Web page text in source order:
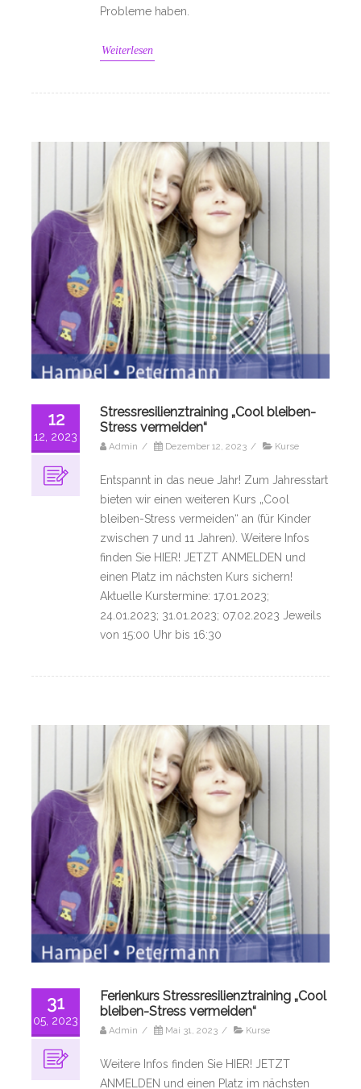
Probleme haben.
Weiterlesen
12
12, 2023
Stressresilienztraining „Cool bleiben-
Stress vermeiden“
Admin / Dezember 12, 2023 / Kurse
Entspannt in das neue Jahr! Zum Jahresstart
bieten wir einen weiteren Kurs „Cool
bleiben-Stress vermeiden“ an (für Kinder
zwischen 7 und 11 Jahren). Weitere Infos
finden Sie HIER! JETZT ANMELDEN und
einen Platz im nächsten Kurs sichern!
Aktuelle Kurstermine: 17.01.2023;
24.01.2023; 31.01.2023; 07.02.2023 Jeweils
von 15:00 Uhr bis 16:30
31
05, 2023
Ferienkurs Stressresilienztraining „Cool
bleiben-Stress vermeiden“
Admin / Mai 31, 2023 / Kurse
Weitere Infos finden Sie HIER! JETZT
ANMELDEN und einen Platz im nächsten